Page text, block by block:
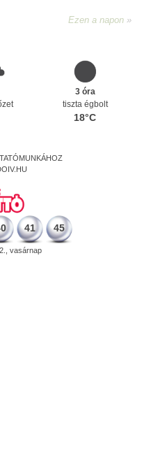
3 óra
tiszta égbolt
18°C
41 45
vasárnap